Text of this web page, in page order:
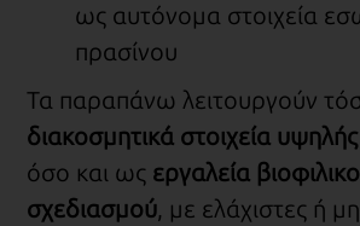
ως αυτόνομα στοιχεία
πρασίνου
Τα παραπάνω λειτουργούν
διακοσμητικά στοιχεία
όσο και ως εργαλεία
σχεδιασμού, με ελάχιστες ή